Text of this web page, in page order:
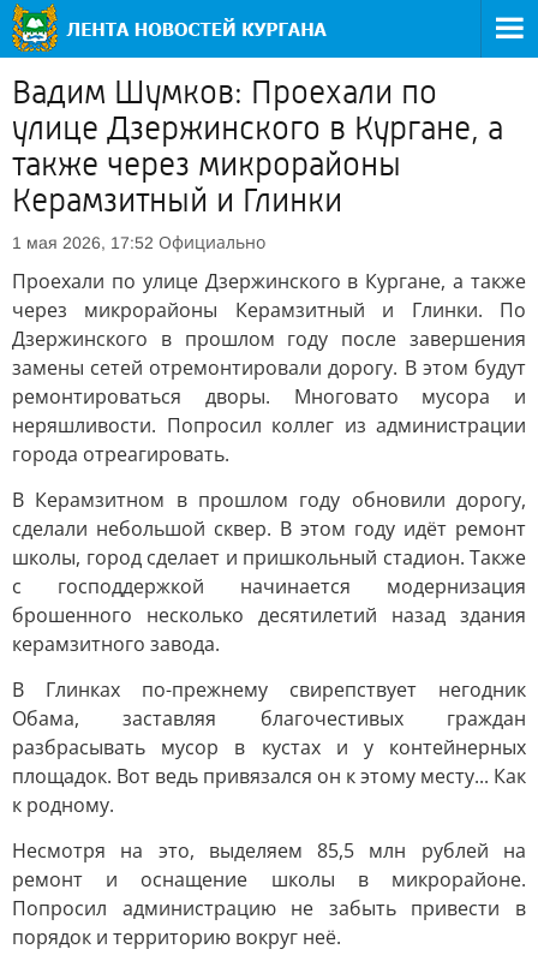
Вадим Шумков: Проехали по
улице Дзержинского в Кургане, а
также через микрорайоны
Керамзитный и Глинки
1 мая 2026, 17:52 Официально
Проехали по улице Дзержинского в Кургане, а также
через микрорайоны Керамзитный и Глинки. По
Дзержинского в прошлом году после завершения
замены сетей отремонтировали дорогу. В этом будут
ремонтироваться дворы. Многовато мусора и
неряшливости. Попросил коллег из администрации
города отреагировать.
В Керамзитном в прошлом году обновили дорогу,
сделали небольшой сквер. В этом году идёт ремонт
школы, город сделает и пришкольный стадион. Также
с господдержкой начинается модернизация
брошенного несколько десятилетий назад здания
керамзитного завода.
В Глинках по-прежнему свирепствует негодник
Обама, заставляя благочестивых граждан
разбрасывать мусор в кустах и у контейнерных
площадок. Вот ведь привязался он к этому месту... Как
к родному.
Несмотря на это, выделяем 85,5 млн рублей на
ремонт и оснащение школы в микрорайоне.
Попросил администрацию не забыть привести в
порядок и территорию вокруг неё.